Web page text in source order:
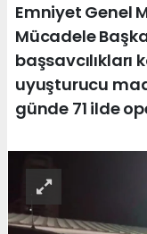
Emniyet Genel
Mücadele
uyuşturucu
günde 71 ilde